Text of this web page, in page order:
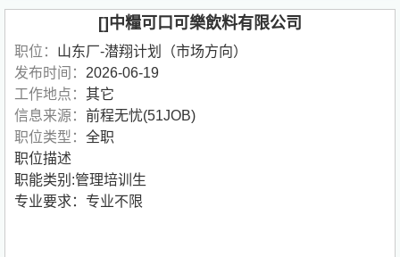
[]中糧可口可樂飲料有限公司
职位： 山东厂-潜翔计划（市场方向）
发布时间： 2026-06-19
工作地点： 其它
信息来源： 前程无忧(51JOB)
职位类型： 全职
职位描述
职能类别:管理培训生
专业要求：专业不限